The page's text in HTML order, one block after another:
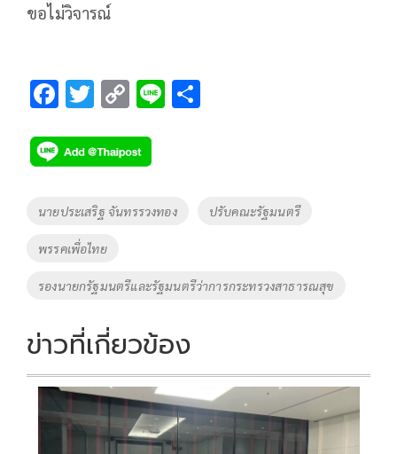
ขอไม่วิจารณ์
F
e
b
o
o
k
T
tt
er
C
p
y
Li
Li
Tags
นายประเสริฐ จันทรรวงทอง ปรับคณะรัฐมนตรี
พรรคเพื่อไทย
รองนายกรัฐมนตรีและรัฐมนตรีว่าการกระทรวงสาธารณสุข
ข่าวที่เกี่ยวข้อง